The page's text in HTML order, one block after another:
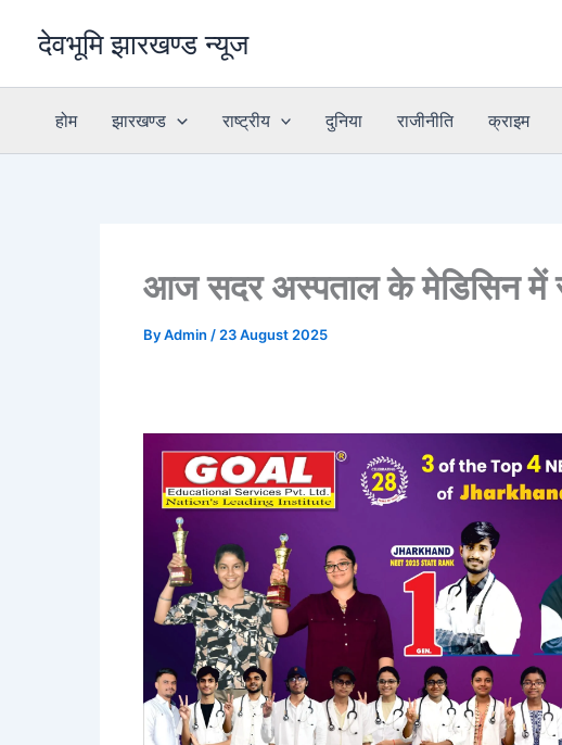
देवभूमि झारखण्ड न्यूज
होम झारखण्ड राष्ट्रीय दुनिया राजीनीति क्राइम
आज सदर अस्पताल के मेडिसिन में
ByAdmin / 23 August 2025